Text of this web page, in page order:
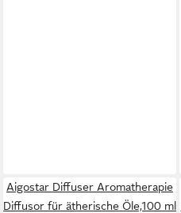
Aigostar Diffuser Aromatherapie
Diffusor für ätherische Öle,100 ml